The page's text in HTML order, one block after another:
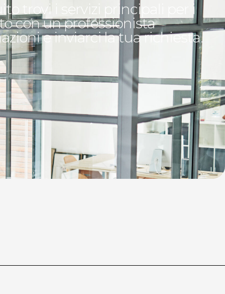
trovi i servizi principali per i
con un professionista
e inviarci la tua richiesta.